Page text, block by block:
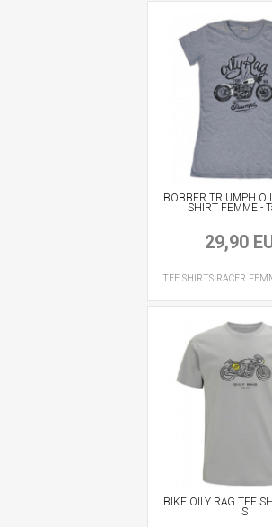
BOBBER TRIUMPH
SHIRT FEMME -
29,90
TEE SHIRTS RACER
BIKE OILY RAG TEE
S